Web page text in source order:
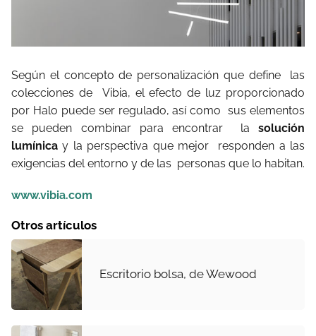
Según el concepto de personalización que define las
colecciones de Vibia, el efecto de luz proporcionado
por Halo puede ser regulado, así como sus elementos
se pueden combinar para encontrar la solución
lumínica y la perspectiva que mejor responden a las
exigencias del entorno y de las personas que lo habitan.
www.vibia.com
Otros artículos
Escritorio bolsa, de Wewood